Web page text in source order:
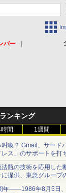
バー
ンキング
間 1週間
喚？ Gmail、サード
レス」のサポートを打
】
法瓶の技術を応用した
提供、東急グループ
ス密封真空断熱パネ
年――1986年8月5日